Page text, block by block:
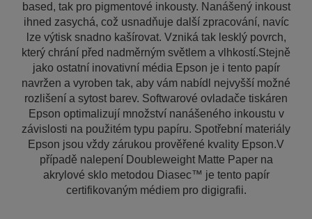
based, tak pro pigmentové inkousty. Nanášený inkoust
ihned zasychá, což usnadňuje další zpracování, navíc
lze výtisk snadno kašírovat. Vzniká tak lesklý povrch,
který chrání před nadměrným světlem a vlhkostí.Stejně
jako ostatní inovativní média Epson je i tento papír
navržen a vyroben tak, aby vám nabídl nejvyšší možné
rozlišení a sytost barev. Softwarové ovladače tiskáren
Epson optimalizují množství nanášeného inkoustu v
závislosti na použitém typu papíru. Spotřební materiály
Epson jsou vždy zárukou prověřené kvality Epson.V
případě nalepení Doubleweight Matte Paper na
akrylové sklo metodou Diasec™ je tento papír
certifikovaným médiem pro digigrafii.